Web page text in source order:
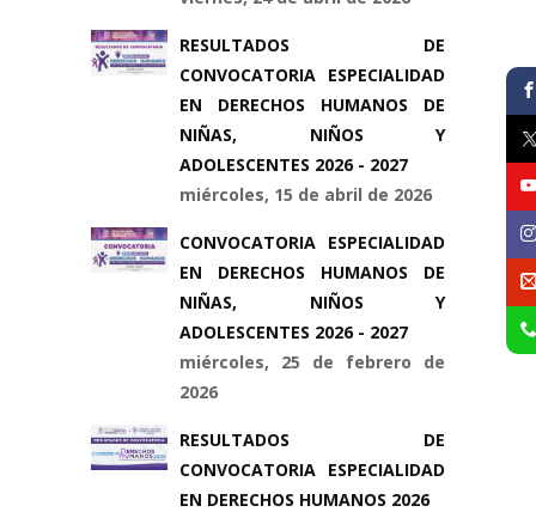
RESULTADOS DE
CONVOCATORIA ESPECIALIDAD
EN DERECHOS HUMANOS DE
NIÑAS, NIÑOS Y
ADOLESCENTES 2026 - 2027
miércoles, 15 de abril de 2026
CONVOCATORIA ESPECIALIDAD
EN DERECHOS HUMANOS DE
NIÑAS, NIÑOS Y
ADOLESCENTES 2026 - 2027
miércoles, 25 de febrero de
2026
RESULTADOS DE
CONVOCATORIA ESPECIALIDAD
EN DERECHOS HUMANOS 2026